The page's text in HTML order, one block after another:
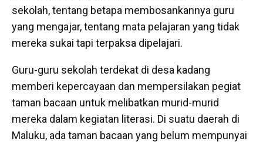
sekolah, tentang betapa membosankannya guru
yang mengajar, tentang mata pelajaran yang tidak
mereka sukai tapi terpaksa dipelajari.
Guru-guru sekolah terdekat di desa kadang
memberi kepercayaan dan mempersilakan pegiat
taman bacaan untuk melibatkan murid-murid
mereka dalam kegiatan literasi. Di suatu daerah di
Maluku, ada taman bacaan yang belum mempunyai